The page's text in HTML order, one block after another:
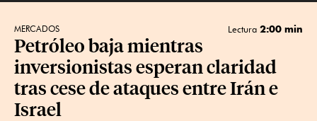
MERCADOS Lectura 2:00 min
Petróleo baja mientras
inversionistas esperan claridad
tras cese de ataques entre Irán e
Israel